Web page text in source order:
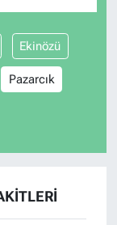
Ekinözü
Pazarcık